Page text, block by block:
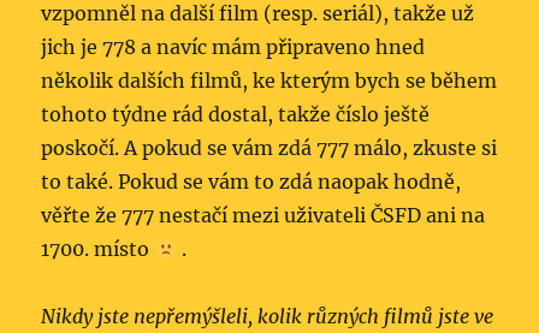
vzpomněl na další film (resp. seriál), takže už
jich je 778 a navíc mám připraveno hned
několik dalších filmů, ke kterým bych se během
tohoto týdne rád dostal, takže číslo ještě
poskočí. A pokud se vám zdá 777 málo, zkuste si
to také. Pokud se vám to zdá naopak hodně,
věřte že 777 nestačí mezi uživateli ČSFD ani na
1700. místo
.
Nikdy jste nepřemýšleli, kolik různých filmů jste ve